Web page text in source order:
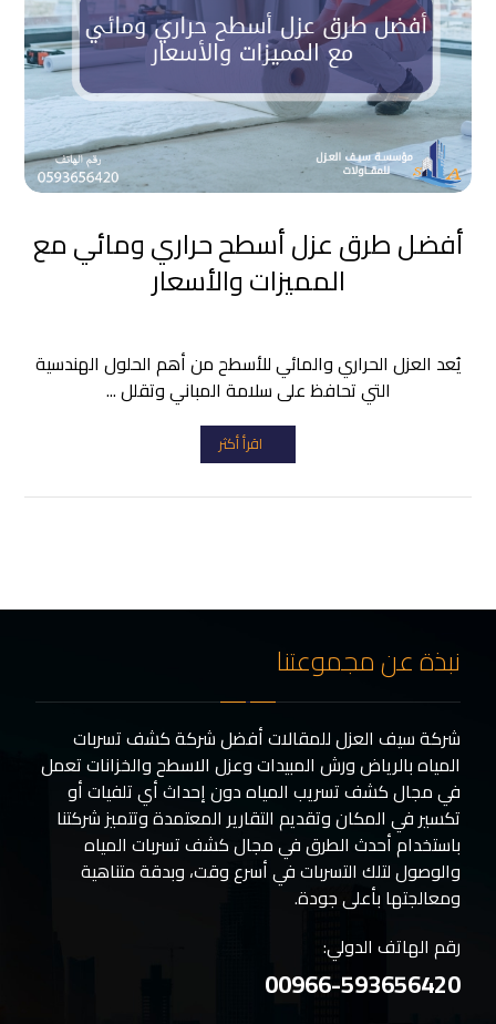
أفضل طرق عزل أسطح حراري ومائي مع
المميزات والأسعار
يُعد العزل الحراري والمائي للأسطح من أهم الحلول الهندسية
التي تحافظ على سلامة المباني وتقلل ...
اقرأ أكثر
نبذة عن مجموعتنا
شركة سيف العزل للمقالات أفضل شركة كشف تسربات
المياه بالرياض ورش المبيدات وعزل الاسطح والخزانات تعمل
في مجال كشف تسريب المياه دون إحداث أي تلفيات أو
تكسير في المكان وتقديم التقارير المعتمدة وتتميز شركتنا
باستخدام أحدث الطرق في مجال كشف تسربات المياه
والوصول لتلك التسربات في أسرع وقت، وبدقة متناهية
ومعالجتها بأعلى جودة.
رقم الهاتف الدولي:
00966-593656420